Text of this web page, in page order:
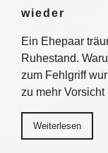
wieder
Ein Ehepaar
Ruhestand.
zum Fehlgriff
zu mehr
Weiterlesen